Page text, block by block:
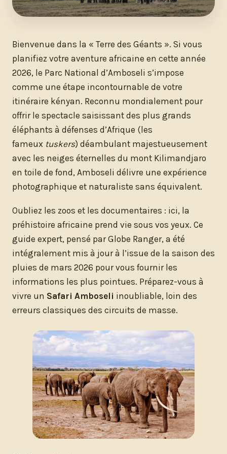
Bienvenue dans la « Terre des Géants ». Si vous
planifiez votre aventure africaine en cette année
2026, le Parc National d’Amboseli s’impose
comme une étape incontournable de votre
itinéraire kényan. Reconnu mondialement pour
offrir le spectacle saisissant des plus grands
éléphants à défenses d’Afrique (les
fameux tuskers) déambulant majestueusement
avec les neiges éternelles du mont Kilimandjaro
en toile de fond, Amboseli délivre une expérience
photographique et naturaliste sans équivalent.
Oubliez les zoos et les documentaires : ici, la
préhistoire africaine prend vie sous vos yeux. Ce
guide expert, pensé par Globe Ranger, a été
intégralement mis à jour à l’issue de la saison des
pluies de mars 2026 pour vous fournir les
informations les plus pointues. Préparez-vous à
vivre un Safari Amboseli inoubliable, loin des
erreurs classiques des circuits de masse.